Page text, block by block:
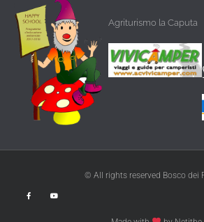
Agriturismo la Caputa
© All rights reserved Bosco dei